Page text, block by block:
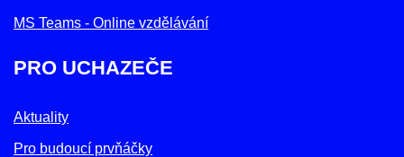
MS Teams - Online vzdělávání
PRO UCHAZEČE
Aktuality
Pro budoucí prvňáčky